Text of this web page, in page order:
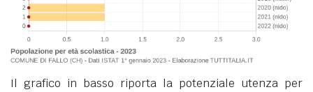
Il grafico in basso riporta la potenziale utenza per